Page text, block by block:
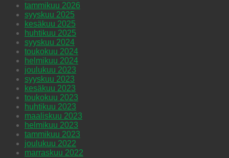
tammikuu 2026
syyskuu 2025
kesäkuu 2025
huhtikuu 2025
syyskuu 2024
toukokuu 2024
helmikuu 2024
joulukuu 2023
syyskuu 2023
kesäkuu 2023
toukokuu 2023
huhtikuu 2023
maaliskuu 2023
helmikuu 2023
tammikuu 2023
joulukuu 2022
marraskuu 2022